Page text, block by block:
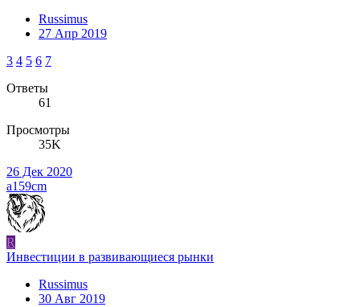
Russimus
27 Апр 2019
3 4 5 6 7
Ответы
61
Просмотры
35K
26 Дек 2020
a159cm
R
Инвестиции в развивающиеся рынки
Russimus
30 Авг 2019